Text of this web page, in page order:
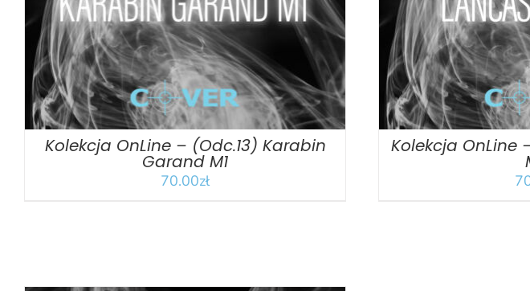
Kolekcja OnLine – (Odc.13) Karabin
Garand M1
70.00zł
Kolekcja OnLine